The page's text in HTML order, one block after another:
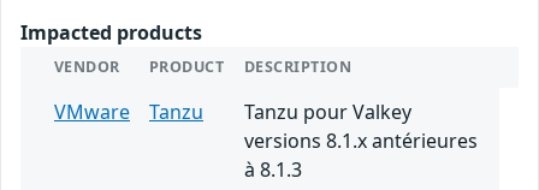
Impacted products
VENDOR PRODUCT DESCRIPTION
VMware Tanzu
Tanzu pour Valkey
versions 8.1.x antérieures
à 8.1.3